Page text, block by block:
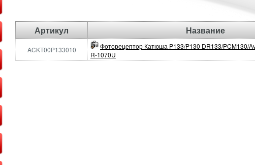
Артикул Название
ACKT00P133010
Фоторецептор Катюша P133/P130 DR133/PCM130/
R-1070U